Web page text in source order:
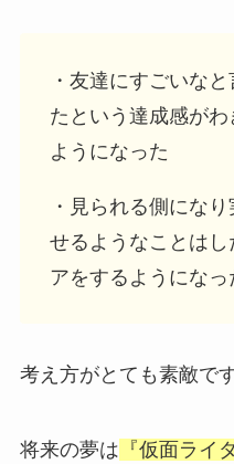
・友達にすごいな
たという達成感が
ようになった
・見られる側にな
せるようなことは
アをするようになっ
考え方がとても素敵で
将来の夢は 『仮面ライ